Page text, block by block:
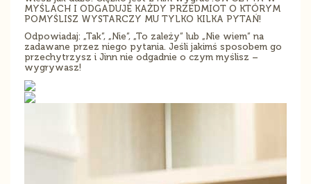
MYŚLACH I ODGADUJE KAŻDY PRZEDMIOT O KTÓRYM
POMYŚLISZ WYSTARCZY MU TYLKO KILKA PYTAŃ!
Odpowiadaj: „Tak”, „Nie”, „To zależy” lub „Nie wiem” na
zadawane przez niego pytania. Jeśli jakimś sposobem go
przechytrzysz i Jinn nie odgadnie o czym myślisz –
wygrywasz!